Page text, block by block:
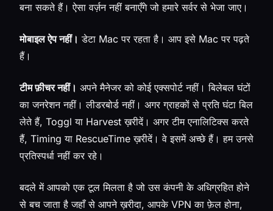
बना सकते हैं। ऐसा वर्ज़न नहीं बनाएँगे जो हमारे सर्वर से भेजा जाए।
मोबाइल ऐप नहीं। डेटा Mac पर रहता है। आप इसे Mac पर पढ़ते
हैं।
टीम फ़ीचर नहीं। अपने मैनेजर को कोई एक्सपोर्ट नहीं। बिलेबल घंटों
का जनरेशन नहीं। लीडरबोर्ड नहीं। अगर ग्राहकों से प्रति घंटा बिल
लेते हैं, Toggl या Harvest ख़रीदें। अगर टीम एनालिटिक्स करते
हैं, Timing या RescueTime ख़रीदें। वे इसमें अच्छे हैं। हम उनसे
प्रतिस्पर्धा नहीं कर रहे।
बदले में आपको एक टूल मिलता है जो उस कंपनी के अधिग्रहित होने
से बच जाता है जहाँ से आपने ख़रीदा, आपके VPN का फ़ेल होना,